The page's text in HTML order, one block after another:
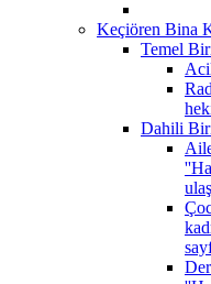
Keçiören Bina
Temel
Dahili